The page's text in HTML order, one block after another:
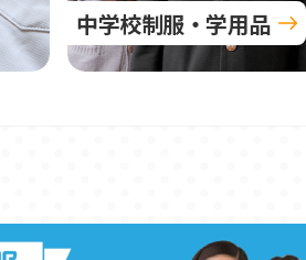
中学校制服・学用品